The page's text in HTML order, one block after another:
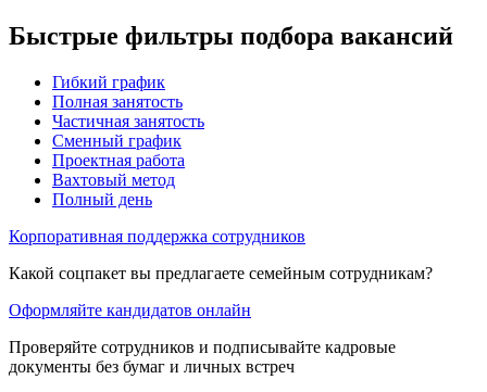
Быстрые фильтры подбора вакансий
Гибкий график
Полная занятость
Частичная занятость
Сменный график
Проектная работа
Вахтовый метод
Полный день
Корпоративная поддержка сотрудников
Какой соцпакет вы предлагаете семейным сотрудникам?
Оформляйте кандидатов онлайн
Проверяйте сотрудников и подписывайте кадровые
документы без бумаг и личных встреч